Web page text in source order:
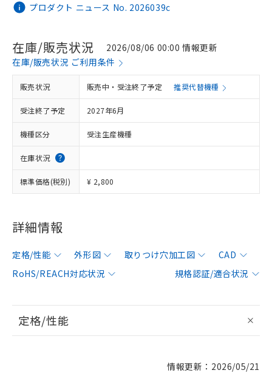
プロダクト ニュース No. 2026039c
在庫/販売状況
2026/08/06 00:00 情報更新
在庫/販売状況 ご利用条件
販売状況 販売中・受注終了予定 推奨代替機種
受注終了予定 2027年6月
機種区分 受注生産機種
在庫状況
標準価格(税別) ¥ 2,800
詳細情報
定格/性能 外形図 取りつけ穴加工図
CAD
RoHS/REACH対応状況
規格認証/適合状況
定格/性能
情報更新：2026/05/21